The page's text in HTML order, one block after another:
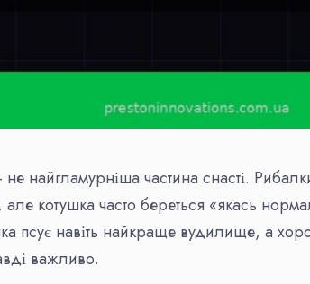
найгламурніша частина снасті.
але котушка часто береться «якась
псує навіть найкраще вудилище, а
важливо.